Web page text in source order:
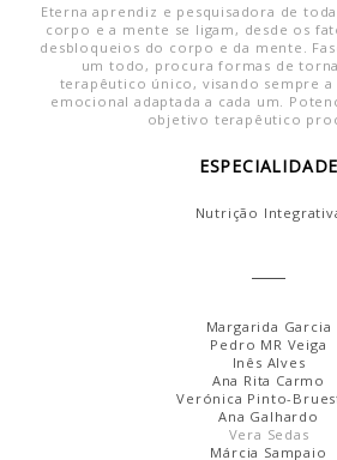
Eterna aprendiz e pesquisadora de
corpo e a mente se ligam, desde os
desbloqueios do corpo e da mente.
um todo, procura formas de
terapêutico único, visando sempre a
emocional adaptada a cada um.
objetivo terapêutico
ESPECIALIDADE
Nutrição
Margarida Garcia
Pedro MR Veiga
Inês Alves
Ana Rita Carmo
Verónica Pinto-
Ana Galhardo
Vera Sedas
Márcia Sampaio